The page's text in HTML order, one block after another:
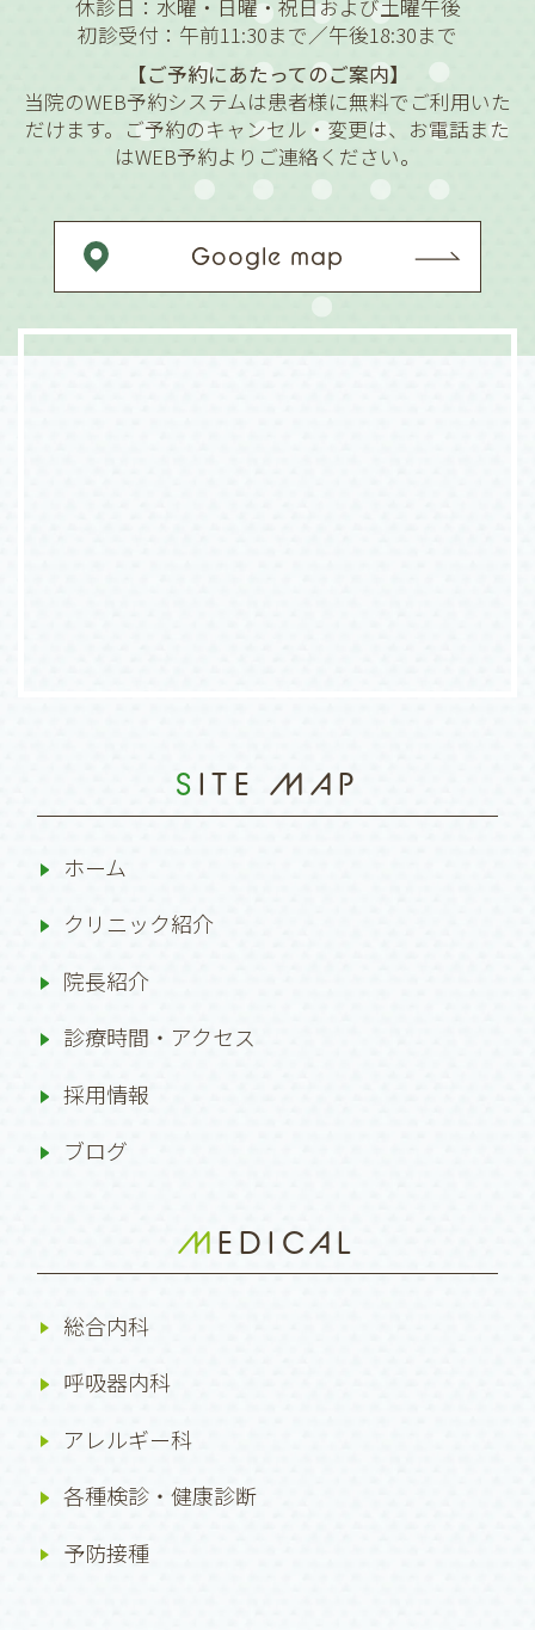
休診日：水曜・日曜・祝日および土曜午後
初診受付：午前11:30まで／午後18:30まで
【ご予約にあたってのご案内】
当院のWEB予約システムは患者様に無料でご利用いた
だけます。ご予約のキャンセル・変更は、お電話また
はWEB予約よりご連絡ください。
Google map
SITE MAP
ホーム
クリニック紹介
院長紹介
診療時間・アクセス
採用情報
ブログ
MEDICAL
総合内科
呼吸器内科
アレルギー科
各種検診・健康診断
予防接種